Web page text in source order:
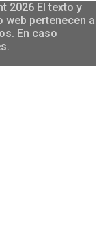
2026 El texto y
web pertenecen a
En caso